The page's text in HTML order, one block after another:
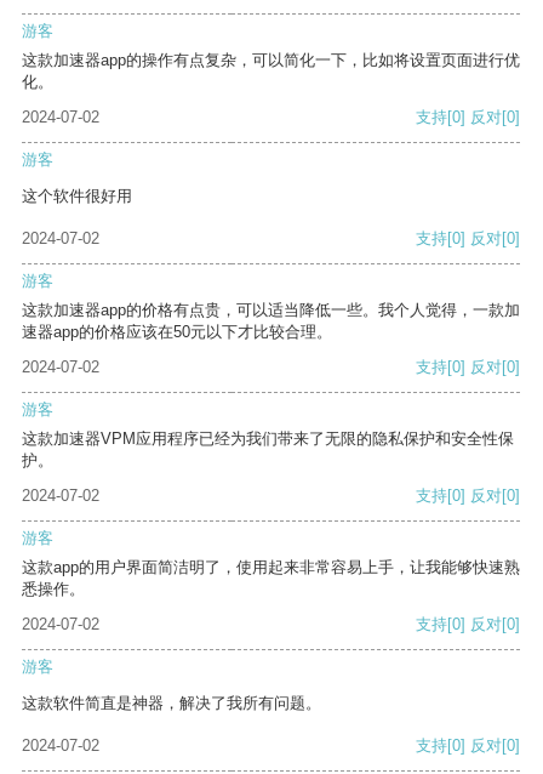
游客
这款加速器app的操作有点复杂，可以简化一下，比如将设置页面进行优
化。
2024-07-02
支持[0] 反对[0]
游客
这个软件很好用
2024-07-02 支持[0] 反对[0]
游客
这款加速器app的价格有点贵，可以适当降低一些。我个人觉得，一款加
速器app的价格应该在50元以下才比较合理。
2024-07-02
支持[0] 反对[0]
游客
这款加速器VPM应用程序已经为我们带来了无限的隐私保护和安全性保
护。
2024-07-02
支持[0] 反对[0]
游客
这款app的用户界面简洁明了，使用起来非常容易上手，让我能够快速熟
悉操作。
2024-07-02
支持[0] 反对[0]
游客
这款软件简直是神器，解决了我所有问题。
2024-07-02 支持[0] 反对[0]